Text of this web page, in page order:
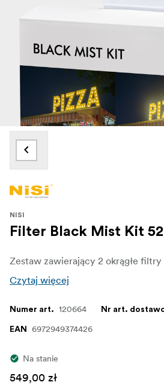
NISI
Filter Black Mist Kit
Czytaj więcej
Numer art. 120664 Nr art.
EAN 6972949374426
Na stanie
549,00 zł